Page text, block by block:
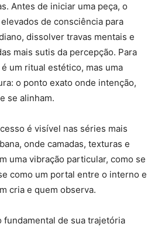
Antes de iniciar uma peça, o
de consciência para
dissolver travas mentais e
mais sutis da percepção. Para
um ritual estético, mas uma
o ponto exato onde intenção,
se alinham.
é visível nas séries mais
onde camadas, texturas e
uma vibração particular, como se
como um portal entre o interno e
cria e quem observa.
fundamental de sua trajetória